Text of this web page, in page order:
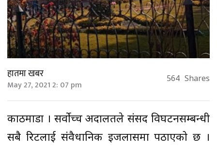
हातमा खबर
May 27, 2021 2: 07 pm 564 Shares
काठमाडौं । सर्वोच्च अदालतले संसद विघटनसम्बन्धी
सबै रिटलाई संवैधानिक इजलासमा पठाएको छ ।